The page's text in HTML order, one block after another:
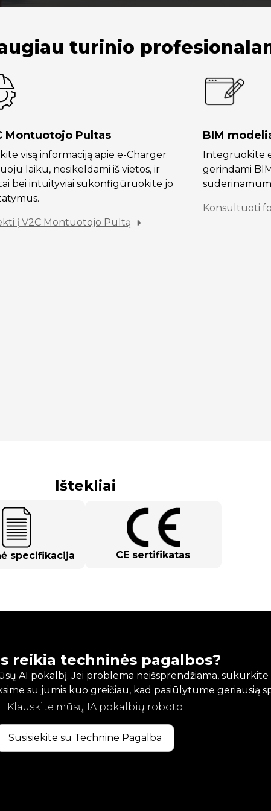
turinio
Montuotojo Pultas
visą informaciją apie e-Charger
laiku, nesikeldami iš vietos, ir
bei intuityviai sukonfigūruokite jo
į V2C Montuotojo Pultą
BIM
Integruokite
gerindami
Konsultuoti
Ištekliai
specifikacija CE sertifikatas
reikia techninės pagalbos?
AI pokalbį. Jei problema neišsprendžiama,
su jumis kuo greičiau, kad pasiūlytume geriausią
Klauskite mūsų IA pokalbių roboto
Susisiekite su Technine Pagalba